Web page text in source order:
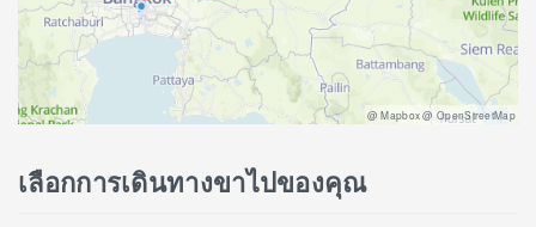
@ Mapbox @ OpenStreetMap
เลือกการเดินทางขาไปของคุณ